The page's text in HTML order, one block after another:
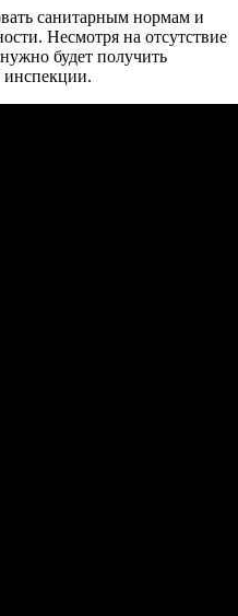
санитарным нормам и
Несмотря на отсутствие
будет получить